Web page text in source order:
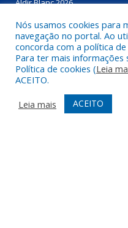
Aldir Blanc 2026
SELEÇÃO E COMPOSIÇÃO DE
ALFABETIZADORES NO
ALFABETIZADO – PBA NOVO
ALDIR BLANC
Nós usamos cookies para
navegação no portal. Ao
concorda com a política
Para ter mais informações
Política de cookies (Leia
ACEITO.
Leia mais
ACEITO